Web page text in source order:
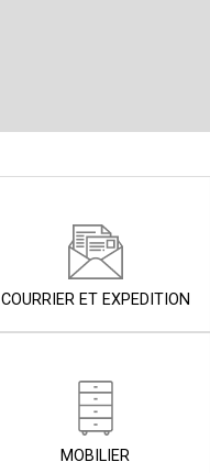
COURRIER ET EXPEDITION
MOBILIER